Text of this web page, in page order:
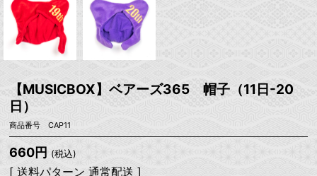
【MUSICBOX】ベアーズ365 帽子（11日-20
日）
商品番号 CAP11
660円 (税込)
[ 送料パターン 通常配送 ]